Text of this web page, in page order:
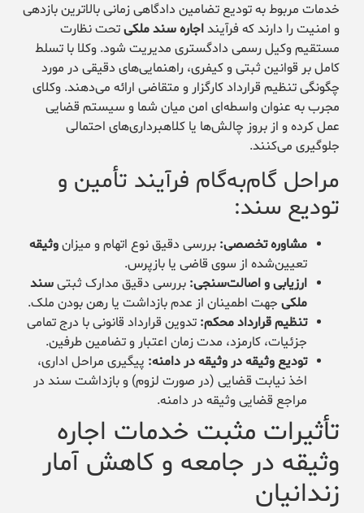
خدمات مربوط به تودیع تضامین دادگاهی زمانی بالاترین بازدهی
و امنیت را دارند که فرآینداجاره سند ملکیتحت نظارت
مستقیم وکیل رسمی دادگستری مدیریت شود. وکلا با تسلط
کامل بر قوانین ثبتی و کیفری، راهنمایی‌های دقیقی در مورد
چگونگی تنظیم قرارداد کارگزار و متقاضی ارائه می‌دهند. وکلای
مجرب به عنوان واسطه‌ای امن میان شما و سیستم قضایی
عمل کرده و از بروز چالش‌ها یا کلاهبرداری‌های احتمالی
جلوگیری می‌کنند.
مراحل گام‌به‌گام فرآیند تأمین و
تودیع سند:
مشاوره تخصصی: بررسی دقیق نوع اتهام و میزانوثیقه
تعیین‌شده از سوی قاضی یا بازپرس.
ارزیابی و اصالت‌سنجی: بررسی دقیق مدارک ثبتیسند
ملکی جهت اطمینان از عدم بازداشت یا رهن بودن ملک.
تنظیم قرارداد محکم: تدوین قرارداد قانونی با درج تمامی
جزئیات، کارمزد، مدت زمان اعتبار و تضامین طرفین.
تودیع وثیقه در وثیقه در دامنه: پیگیری مراحل اداری،
اخذ نیابت قضایی (در صورت لزوم) و بازداشت سند در
مراجع قضایی وثیقه در دامنه.
تأثیرات مثبت خدمات اجاره
وثیقه در جامعه و کاهش آمار
زندانیان